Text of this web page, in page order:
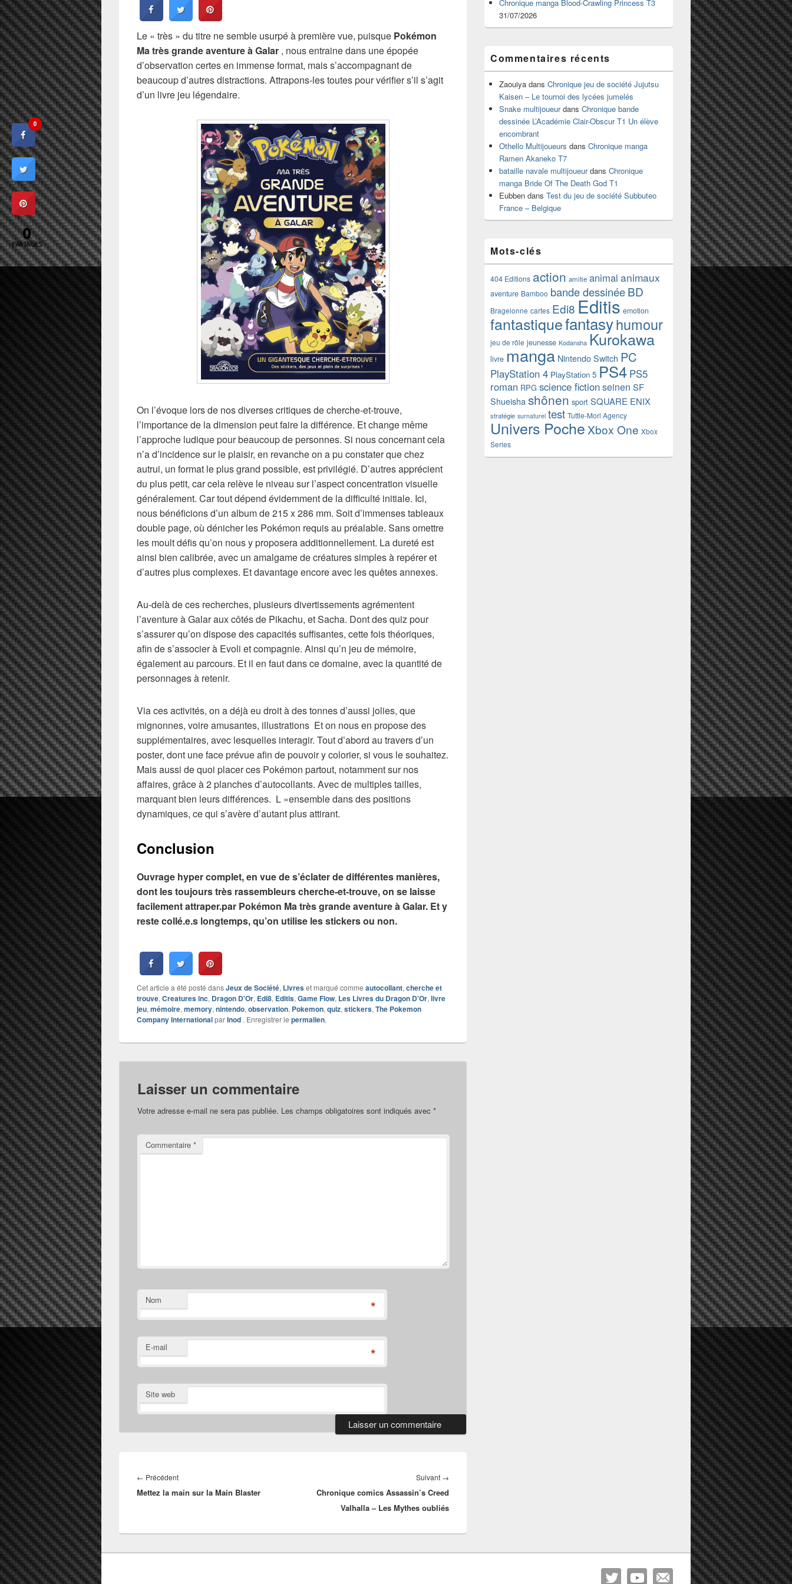
Le « très » du titre ne semble usurpé à première vue, puisque Pokémon
Ma très grande aventure à Galar , nous entraine dans une épopée
d’observation certes en immense format, mais s’accompagnant de
beaucoup d’autres distractions. Attrapons-les toutes pour vérifier s’il s’agit
d’un livre jeu légendaire.
On l’évoque lors de nos diverses critiques de cherche-et-trouve,
l’importance de la dimension peut faire la différence. Et change même
l’approche ludique pour beaucoup de personnes. Si nous concernant cela
n’a d’incidence sur le plaisir, en revanche on a pu constater que chez
autrui, un format le plus grand possible, est privilégié. D’autres apprécient
du plus petit, car cela relève le niveau sur l’aspect concentration visuelle
généralement. Car tout dépend évidemment de la difficulté initiale. Ici,
nous bénéficions d’un album de 215 x 286 mm. Soit d’immenses tableaux
double page, où dénicher les Pokémon requis au préalable. Sans omettre
les moult défis qu’on nous y proposera additionnellement. La dureté est
ainsi bien calibrée, avec un amalgame de créatures simples à repérer et
d’autres plus complexes. Et davantage encore avec les quêtes annexes.
Au-delà de ces recherches, plusieurs divertissements agrémentent
l’aventure à Galar aux côtés de Pikachu, et Sacha. Dont des quiz pour
s’assurer qu’on dispose des capacités suffisantes, cette fois théoriques,
afin de s’associer à Evoli et compagnie. Ainsi qu’n jeu de mémoire,
également au parcours. Et il en faut dans ce domaine, avec la quantité de
personnages à retenir.
Via ces activités, on a déjà eu droit à des tonnes d’aussi jolies, que
mignonnes, voire amusantes, illustrations Et on nous en propose des
supplémentaires, avec lesquelles interagir. Tout d’abord au travers d’un
poster, dont une face prévue afin de pouvoir y colorier, si vous le souhaitez.
Mais aussi de quoi placer ces Pokémon partout, notamment sur nos
affaires, grâce à 2 planches d’autocollants. Avec de multiples tailles,
marquant bien leurs différences. L »ensemble dans des positions
dynamiques, ce qui s’avère d’autant plus attirant.
Conclusion
Ouvrage hyper complet, en vue de s’éclater de différentes manières,
dont les toujours très rassembleurs cherche-et-trouve, on se laisse
facilement attraper.par Pokémon Ma très grande aventure à Galar. Et y
reste collé.e.s longtemps, qu’on utilise les stickers ou non.
Cet article a été posté dansJeux de Société, Livreset marqué comme autocollant, cherche et
trouve, Creatures inc, Dragon D'Or, Edi8, Editis, Game Flow, Les Livres du Dragon D'Or, livre
jeu, mémoire, memory, nintendo, observation, Pokemon, quiz, stickers, The Pokemon
Company InternationalparInod . Enregistrer le permalien.
Laisser un commentaire
Votre adresse e-mail ne sera pas publiée. Les champs obligatoires sont indiqués avec *
Commentaire *
Nom *
E-mail *
Site web
de
l’article
← PrécédentArticle
précédent :
Mettez la main sur la Main Blaster
Suivant →
Chronique comics Assassin’s Creed
Valhalla – Les Mythes oubliés
Chronique manga Blood-Crawling Princess T3
31/07/2026
Commentaires récents
Zaouiya dans Chronique jeu de société Jujutsu
Kaisen – Le tournoi des lycées jumelés
Snake multijoueurdans Chronique bande
dessinée L’Académie Clair-Obscur T1 Un élève
encombrant
Othello Multijoueurs dans Chronique manga
Ramen Akaneko T7
bataille navale multijoueurdans Chronique
manga Bride Of The Death God T1
Eubben dans Test du jeu de société Subbuteo
France – Belgique
Mots-clés
404 Editions action amitie animal animaux
aventure Bamboo bande dessinéeBD
Bragelonne cartes Edi8 Editis emotion
fantastiquefantasyhumour
jeu de rôle jeunesse Kodansha Kurokawa
livre manga Nintendo Switch PC
PlayStation 4 PlayStation 5 PS4 PS5
roman RPG science fictionseinen SF
Shueisha shônen sport SQUARE ENIX
stratégie surnaturel test Tuttle-Mori Agency
Univers Poche Xbox One Xbox
Series
0
0
PARTAGES